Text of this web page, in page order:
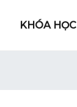
KHÓA HỌC